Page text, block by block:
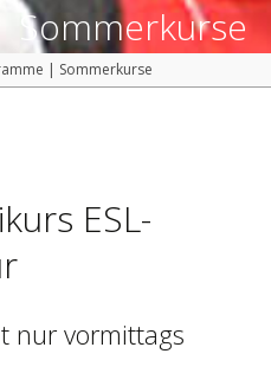
Sommerkurse
| Sommerkurse
ESL-
nur vormittags